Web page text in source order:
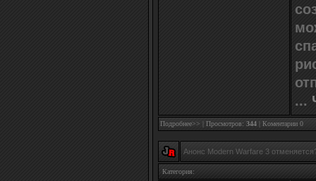
...
Подробнее>> | Просмотров: 344 Коментарии 0
Анонс Modern Warfare 3
Категория: